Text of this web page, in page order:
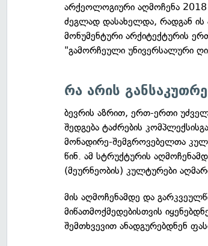
არქეოლოგიური აღმოჩენა
ძეგლად დასახელდა, რადგან ის
მონუმენტური არქიტექტურის
"გამორჩეული უნივერსალური
რა არის
ბევრის აზრით, ერთ-ერთი
შედგება ტაძრების
მონადირე-შემგროვებელთა
წინ. ამ სტრუქტურის
(მეურნეობის) კულტურები
მის აღმოჩენამდე და
მიწათმოქმედებისთვის
შემთხვევით ანადგურებდნენ